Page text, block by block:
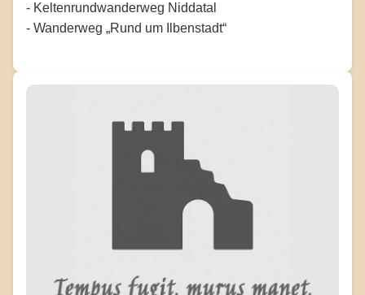
- Keltenrundwanderweg Niddatal
- Wanderweg „Rund um Ilbenstadt“